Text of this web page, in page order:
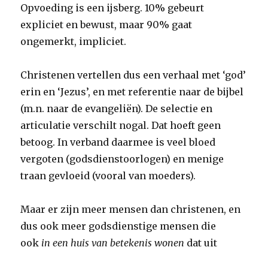
Opvoeding is een ijsberg. 10% gebeurt
expliciet en bewust, maar 90% gaat
ongemerkt, impliciet.
Christenen vertellen dus een verhaal met ‘god’
erin en ‘Jezus’, en met referentie naar de bijbel
(m.n. naar de evangeliën). De selectie en
articulatie verschilt nogal. Dat hoeft geen
betoog. In verband daarmee is veel bloed
vergoten (godsdienstoorlogen) en menige
traan gevloeid (vooral van moeders).
Maar er zijn meer mensen dan christenen, en
dus ook meer godsdienstige mensen die
ook in een huis van betekenis wonen dat uit